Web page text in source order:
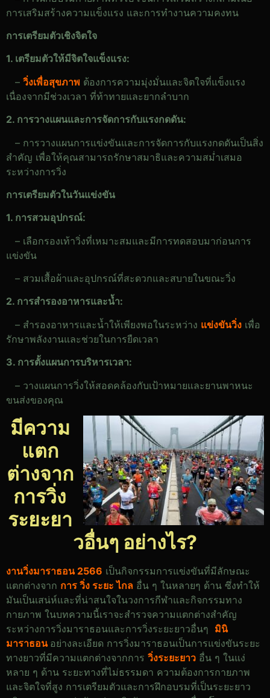
การเสริมสร้างความแข็งแรง และการทำงานความคงทน
การเตรียมตัวเชิงจิตใจ
1. เตรียมตัวให้มีจิตใจแข็งแรง:
– วิ่งเพื่อสุขภาพ ต้องการความมุ่งมั่นและจิตใจที่แข็งแรง
เนื่องจากมีช่วงเวลา ที่ท้าทายและยากลำบาก
2. การวางแผนและการจัดการกับแรงกดดัน:
– การวางแผนการแข่งขันและการจัดการกับแรงกดดันเป็นสิ่ง
สำคัญ เพื่อให้คุณสามารถรักษาสมาธิและความสม่ำเสมอ
ระหว่างการวิ่ง
การเตรียมตัวในวันแข่งขัน
1. การสวมอุปกรณ์:
– เลือกรองเท้าวิ่งที่เหมาะสมและมีการทดสอบมาก่อนการ
แข่งขัน
– สวมเสื้อผ้าและอุปกรณ์ที่สะดวกและสบายในขณะวิ่ง
2. การสำรองอาหารและน้ำ:
– สำรองอาหารและน้ำให้เพียงพอในระหว่าง แข่งขันวิ่ง เพื่อ
รักษาพลังงานและช่วยในการยืดเวลา
3. การตั้งแผนการบริหารเวลา:
– วางแผนการวิ่งให้สอดคล้องกับเป้าหมายและยานพาหนะ
ขนส่งของคุณ
มีความ
แตก
ต่างจาก
การวิ่ง
ระยะยา
วอื่นๆ อย่างไร?
งานวิ่งมาราธอน 2566 เป็นกิจกรรมการแข่งขันที่มีลักษณะ
แตกต่างจาก การ วิ่ง ระยะ ไกล อื่น ๆ ในหลายๆ ด้าน ซึ่งทำให้
มันเป็นเสน่ห์และที่น่าสนใจในวงการกีฬาและกิจกรรมทาง
กายภาพ ในบทความนี้เราจะสำรวจความแตกต่างสำคัญ
ระหว่างการวิ่งมาราธอนและการวิ่งระยะยาวอื่นๆ มินิ
มาราธอน อย่างละเอียด การวิ่งมาราธอนเป็นการแข่งขันระยะ
ทางยาวที่มีความแตกต่างจากการ วิ่งระยะยาว อื่น ๆ ในแง่
หลาย ๆ ด้าน ระยะทางที่ไม่ธรรมดา ความต้องการกายภาพ
และจิตใจที่สูง การเตรียมตัวและการฝึกอบรมที่เป็นระยะยาว